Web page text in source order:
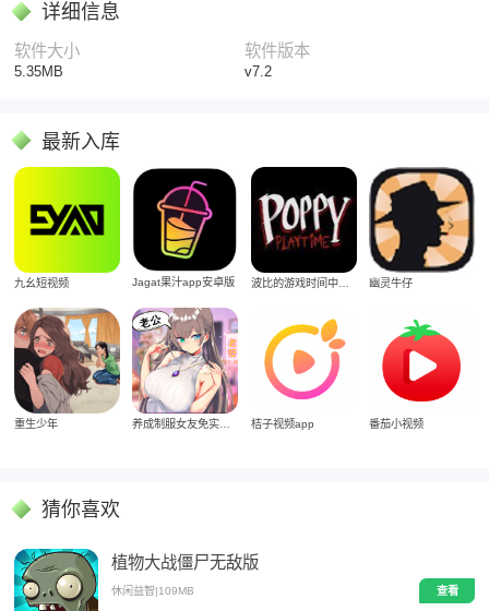
详细信息
软件大小
5.35MB
软件版本
v7.2
最新入库
九幺短视频 Jagat果汁app安卓版 波比的游戏时间中文版 幽灵牛仔
重生少年 桔子视频app 番茄小视频
猜你喜欢
植物大战僵尸无敌版
休闲益智|109MB 查看